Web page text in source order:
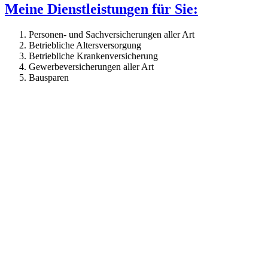
Meine Dienstleistungen für Sie:
Personen- und Sachversicherungen aller Art
Betriebliche Altersversorgung
Betriebliche Krankenversicherung
Gewerbeversicherungen aller Art
Bausparen